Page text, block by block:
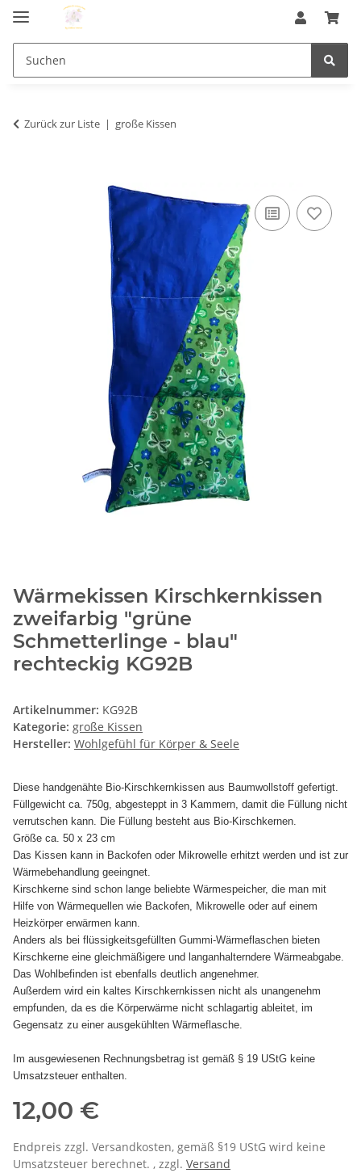
Zurück zur Liste große Kissen
Wärmekissen Kirschkernkissen
zweifarbig "grüne
Schmetterlinge - blau"
rechteckig KG92B
Artikelnummer: KG92B
Kategorie: große Kissen
Hersteller: Wohlgefühl für Körper & Seele
Diese handgenähte Bio-Kirschkernkissen aus Baumwollstoff gefertigt.
Füllgewicht ca. 750g, abgesteppt in 3 Kammern, damit die Füllung nicht
verrutschen kann. Die Füllung besteht aus Bio-Kirschkernen.
Größe ca. 50 x 23 cm
Das Kissen kann in Backofen oder Mikrowelle erhitzt werden und ist zur
Wärmebehandlung geeingnet.
Kirschkerne sind schon lange beliebte Wärmespeicher, die man mit
Hilfe von Wärmequellen wie Backofen, Mikrowelle oder auf einem
Heizkörper erwärmen kann.
Anders als bei flüssigkeitsgefüllten Gummi-Wärmeflaschen bieten
Kirschkerne eine gleichmäßigere und langanhalterndere Wärmeabgabe.
Das Wohlbefinden ist ebenfalls deutlich angenehmer.
Außerdem wird ein kaltes Kirschkernkissen nicht als unangenehm
empfunden, da es die Körperwärme nicht schlagartig ableitet, im
Gegensatz zu einer ausgekühlten Wärmeflasche.
Im ausgewiesenen Rechnungsbetrag ist gemäß § 19 UStG keine
Umsatzsteuer enthalten.
12,00 €
Endpreis zzgl. Versandkosten, gemäß §19 UStG wird keine
Umsatzsteuer berechnet. , zzgl. Versand